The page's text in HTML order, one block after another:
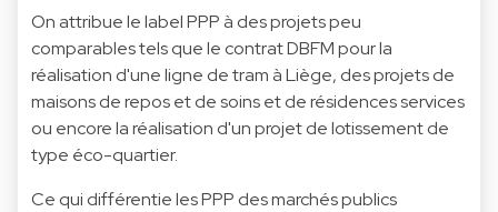
On attribue le label PPP à des projets peu
comparables tels que le contrat DBFM pour la
réalisation d'une ligne de tram à Liège, des projets de
maisons de repos et de soins et de résidences services
ou encore la réalisation d'un projet de lotissement de
type éco-quartier.
Ce qui différentie les PPP des marchés publics